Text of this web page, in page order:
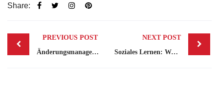
Share:
navigation
PREVIOUS POST
Änderungsmanagement und digitale Transformation: Tipps für HR
NEXT POST
Soziales Lernen: Warum Kultur wichtiger ist als Technologie